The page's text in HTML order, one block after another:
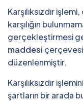
Karşılıksızdır
karşılığın
gerçekleştirmesi
maddesi
düzenlenmiştir.
Karşılıksızdır
şartların bir arada